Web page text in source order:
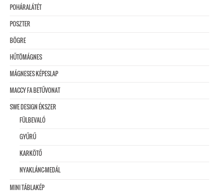
POHÁRALÁTÉT
POSZTER
BÖGRE
HŰTÖMÁGNES
MÁGNESES KÉPESLAP
MACCY FA BETŰVONAT
SWE DESIGN ÉKSZER
FÜLBEVALÓ
GYŰRŰ
KARKÖTŐ
NYAKLÁNC-MEDÁL
MINI TÁBLAKÉP